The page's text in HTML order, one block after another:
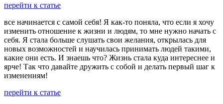
перейти к статье
все начинается с самой себя! Я как-то поняла, что если я хочу
изменить отношение к жизни и людям, то мне нужно начать с
себя. Я стала больше слушать свои желания, открылась для
новых возможностей и научилась принимать людей такими,
какие они есть. И знаешь что? Жизнь стала куда интереснее и
ярче! Так что давайте дружить с собой и делать первый шаг к
изменениям!
перейти к статье